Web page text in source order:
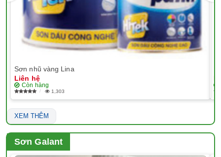
Sơn nhũ vàng Lina
Liên hệ
Còn hàng
1,303
XEM THÊM
Sơn Galant